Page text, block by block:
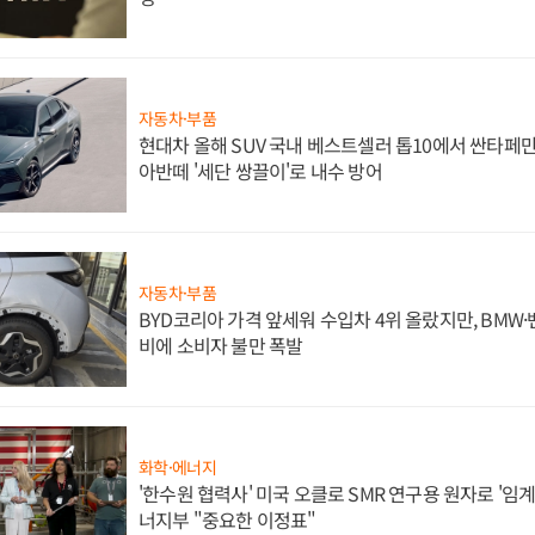
자동차·부품
현대차 올해 SUV 국내 베스트셀러 톱10에서 싼타페
아반떼 '세단 쌍끌이'로 내수 방어
자동차·부품
BYD코리아 가격 앞세워 수입차 4위 올랐지만,
비에 소비자 불만 폭발
화학·에너지
'한수원 협력사' 미국 오클로 SMR 연구용 원자로 '임
너지부 "중요한 이정표"